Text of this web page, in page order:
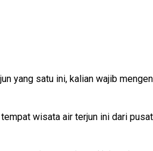
yang satu ini, kalian wajib
wisata air terjun ini dari